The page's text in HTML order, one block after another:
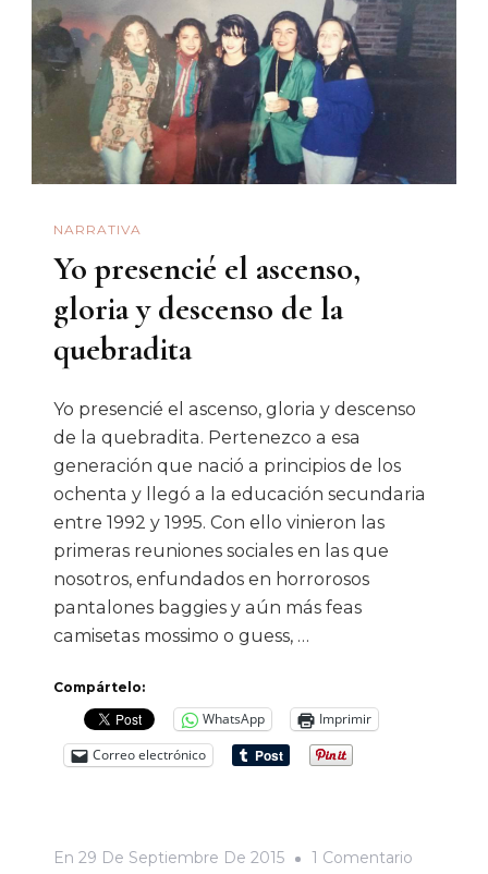
Un
Artista,
NARRATIVA
Yo presencié el ascenso,
gloria y descenso de la
quebradita
Yo presencié el ascenso, gloria y descenso
de la quebradita. Pertenezco a esa
generación que nació a principios de los
ochenta y llegó a la educación secundaria
entre 1992 y 1995. Con ello vinieron las
primeras reuniones sociales en las que
nosotros, enfundados en horrorosos
pantalones baggies y aún más feas
camisetas mossimo o guess, …
Compártelo:
WhatsApp
Imprimir
Correo electrónico
En 29 De Septiembre De 2015 1 Comentario